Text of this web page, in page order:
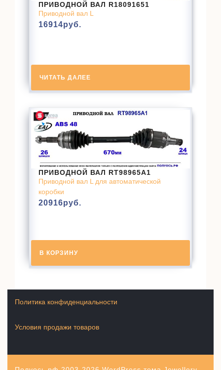
ПРИВОДНОЙ ВАЛ R18091651
Приводной вал L
16914руб.
ЧИТАТЬ ДАЛЕЕ
ПРИВОДНОЙ ВАЛ RT98965A1
Приводной вал L для автоматической
коробки
20916руб.
В КОРЗИНУ
Условия продажи товаров
Политика конфиденциальности